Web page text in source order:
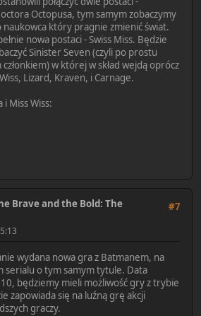
Octopusa, tym samym zobaczymy
który pragnie zmienić świat.
nowa postaci - Swiss Miss. Będzie
Sinister Seven (czyli po prostu
w której w skład wejdą oprócz
Lizard, Kraven, i Carnage.
Miss Wiss:
#7
Brave and the Bold: The
wydana nowa gra z Batmanem, na
serialu o tym samym tytule. Data
będziemy mieli możliwość gry z trybie
zapowiada się na luźną grę akcji
graczy.